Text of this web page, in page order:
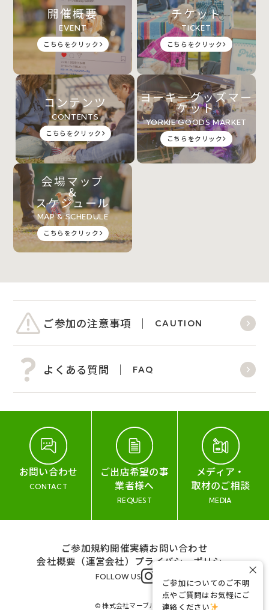
開催概要
EVENT
こちらをクリック
チケット
TICKET
こちらをクリック
コンテンツ
CONTENTS
こちらをクリック
ヨーキーグッズマー
ケット
YORKIE GOODS MARKET
こちらをクリック
会場マップ
＆
スケジュール
MAP & SCHEDULE
こちらをクリック
ご参加の注意事項 CAUTION
よくある質問 FAQ
お問い合わせ
CONTACT
ご出店希望の事
業者様へ
REQUEST
メディア・
取材のご相談
MEDIA
ご参加規約開催実績お問い合わせ
会社概要（運営会社） プライバシーポリシー
FOLLOW US
© 株式会社マーブル&コー
ご参加についてのご不明
点やご質問はお気軽にご
連絡ください
×